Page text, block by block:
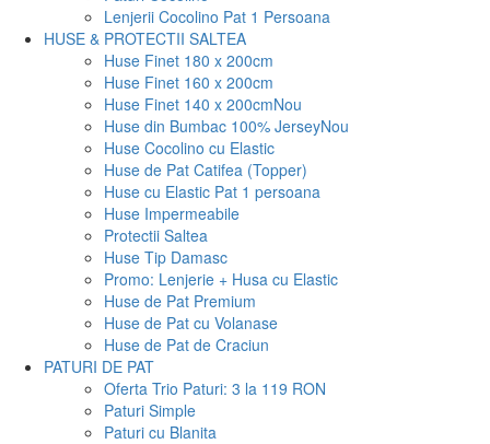
Lenjerii Cocolino Pat 1 Persoana
HUSE & PROTECTII SALTEA
Huse Finet 180 x 200cm
Huse Finet 160 x 200cm
Huse Finet 140 x 200cmNou
Huse din Bumbac 100% JerseyNou
Huse Cocolino cu Elastic
Huse de Pat Catifea (Topper)
Huse cu Elastic Pat 1 persoana
Huse Impermeabile
Protectii Saltea
Huse Tip Damasc
Promo: Lenjerie + Husa cu Elastic
Huse de Pat Premium
Huse de Pat cu Volanase
Huse de Pat de Craciun
PATURI DE PAT
Oferta Trio Paturi: 3 la 119 RON
Paturi Simple
Paturi cu Blanita